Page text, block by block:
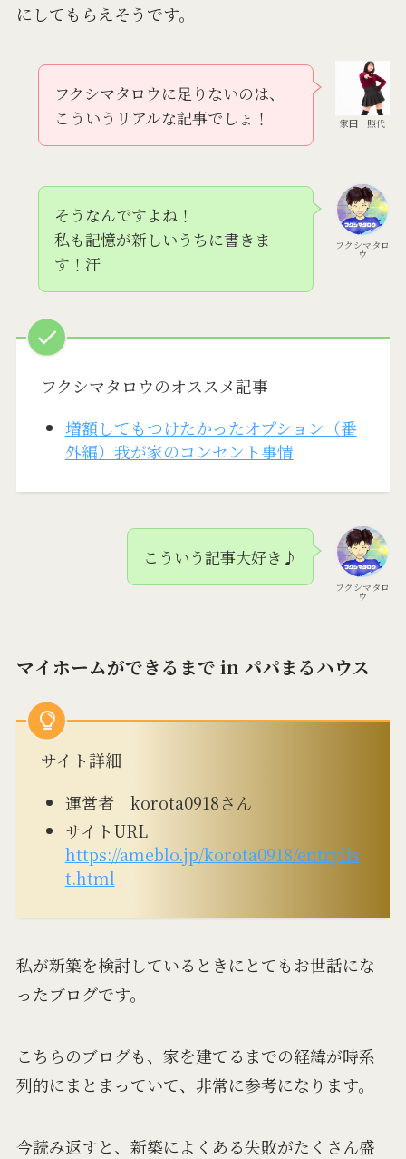
にしてもらえそうです。
家田 照代
フクシマタロウに足りないのは、
こういうリアルな記事でしょ！
フクシマタロ
ウ
そうなんですよね！
私も記憶が新しいうちに書きま
す！汗
フクシマタロウのオススメ記事
増額してもつけたかったオプション（番
外編）我が家のコンセント事情
フクシマタロ
ウ
こういう記事大好き♪
マイホームができるまで in パパまるハウス
サイト詳細
運営者 korota0918さん
サイトURL
https://ameblo.jp/korota0918/entrylis
t.html
私が新築を検討しているときにとてもお世話にな
ったブログです。
こちらのブログも、家を建てるまでの経緯が時系
列的にまとまっていて、非常に参考になります。
今読み返すと、新築によくある失敗がたくさん盛